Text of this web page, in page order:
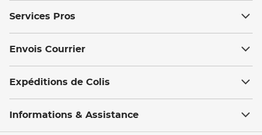
Services Pros
Envois Courrier
Expéditions de Colis
Informations & Assistance